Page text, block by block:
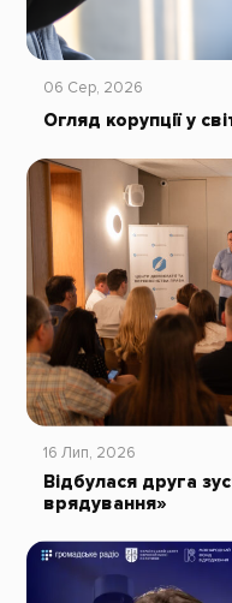
06 Сер, 2026
Огляд корупції у
16 Лип, 2026
Відбулася друга
врядування»